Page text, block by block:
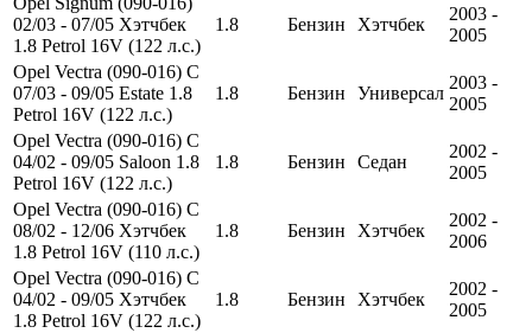
02/03 - 07/05 Хэтчбек
1.8 Petrol 16V (122 л.с.)
1.8 Бензин Хэтчбек
2003 -
2005
Opel Vectra (090-016) C
07/03 - 09/05 Estate 1.8
Petrol 16V (122 л.с.)
1.8 Бензин Универсал
2003 -
2005
Opel Vectra (090-016) C
04/02 - 09/05 Saloon 1.8
Petrol 16V (122 л.с.)
1.8 Бензин Седан
2002 -
2005
Opel Vectra (090-016) C
08/02 - 12/06 Хэтчбек
1.8 Petrol 16V (110 л.с.)
1.8 Бензин Хэтчбек
2002 -
2006
Opel Vectra (090-016) C
04/02 - 09/05 Хэтчбек
1.8 Petrol 16V (122 л.с.)
1.8 Бензин Хэтчбек
2002 -
2005